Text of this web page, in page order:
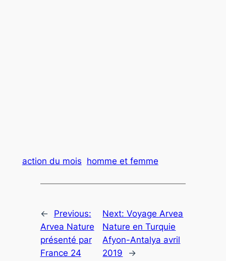
action du mois homme et femme
←
Previous:
Arvea Nature
présenté par
France 24
Next:Voyage Arvea
Nature en Turquie
Afyon-Antalya avril
2019
→